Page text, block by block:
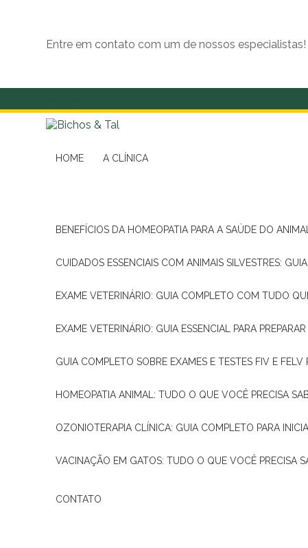
Entre em contato com um de nossos especialistas!
HOME A CLÍNICA
BENEFÍCIOS DA HOMEOPATIA PARA A SAÚDE DO
CUIDADOS ESSENCIAIS COM ANIMAIS SILVESTRES:
EXAME VETERINÁRIO: GUIA COMPLETO COM TUDO
EXAME VETERINÁRIO: GUIA ESSENCIAL PARA
GUIA COMPLETO SOBRE EXAMES E TESTES FIV E FELV
HOMEOPATIA ANIMAL: TUDO O QUE VOCÊ PRECISA
OZONIOTERAPIA CLÍNICA: GUIA COMPLETO PARA
VACINAÇÃO EM GATOS: TUDO O QUE VOCÊ PRECISA
CONTATO